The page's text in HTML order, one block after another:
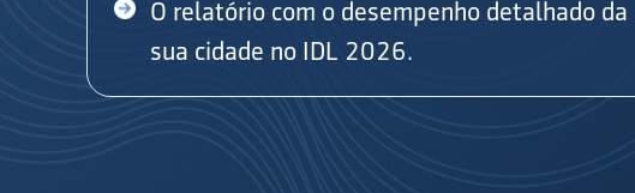
O relatório com o desempenho detalhado da
sua cidade no IDL 2026.